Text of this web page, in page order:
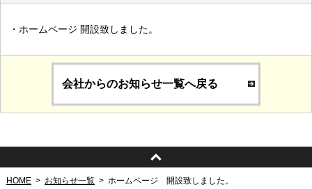
・ホームページ 開設致しました。
会社からのお知らせ一覧へ戻る
HOME お知らせ一覧 ホームページ 開設致しました。